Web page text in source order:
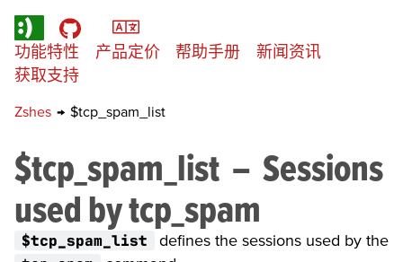
功能特性 产品定价 帮助手册
新闻资讯
获取支持
Zshes → $tcp_spam_list
$tcp_spam_list – Sessions
used bytcp_spam
$tcp_spam_list defines the sessions used by the